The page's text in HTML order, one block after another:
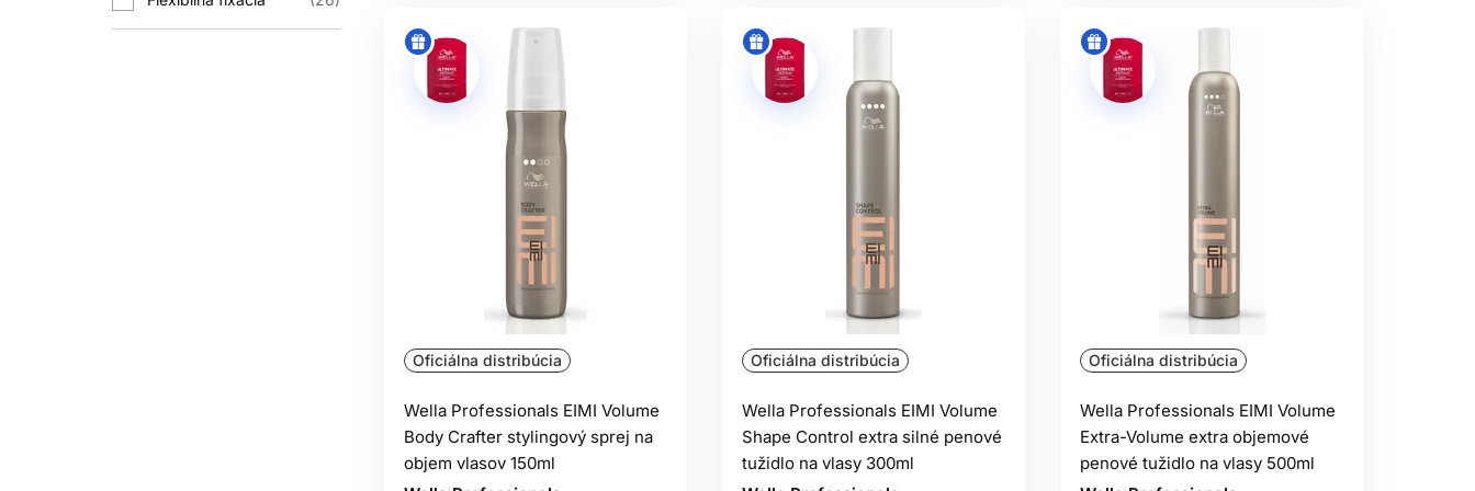
VÝBER FINIŠU PODĽA ŠTÝLU ÚČESU
Matný finiš pôsobí prirodzene a zvýrazňuje textúru, môže však opticky podčiarknuť suchosť alebo drsnosť. Lesklý finiš je vhodný na
uhladené účesy, vlny s „glossy“ efektom alebo precízne kontúry. Pri jemných vlasoch aplikujte lesklé pomády a olejové produkty iba v
stopovom množstve, pretože ľahko znižujú objem.
Na prirodzený denný účes často stačí pružná pena a flexibilný lak. Na pevný spoločenský styling možno vrstviť prípravný sprej, tvarovací
STYLING PRI VYSOKEJ VLHKOSTI
Vlhkosť vzduchu môže meniť dočasné väzby vo vlasoch, preto sa vyfúkané hladké vlasy môžu vracať k prirodzenej vlne a kučery môžu
Výdrž podporí úplné vysušenie a ochladenie účesu pred odchodom.
Ak je vlas veľmi suchý, najprv zabezpečte kondicionovanie a až potom fixáciu. Silný lak aplikovaný na drsný povrch môže účes spevniť, ale
nevytvorí automaticky hladký vzhľad. Naopak, príliš veľa krému pod lakom môže znížiť objem.
Oficiálna distribúcia
Wella Professionals EIMI Volume
Body Crafter stylingový sprej na
objem vlasov 150ml
Oficiálna distribúcia
Wella Professionals EIMI Volume
Shape Control extra silné penové
tužidlo na vlasy 300ml
Oficiálna distribúcia
Wella Professionals EIMI Volume
Extra-Volume extra objemové
penové tužidlo na vlasy 500ml